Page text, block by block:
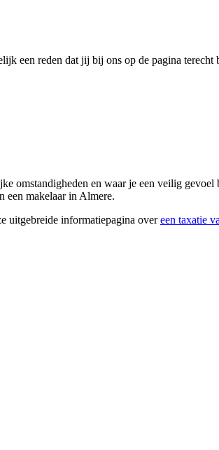
een reden dat jij bij ons op de pagina
omstandigheden en waar je een veilig
een makelaar in Almere.
uitgebreide informatiepagina overeen taxatie